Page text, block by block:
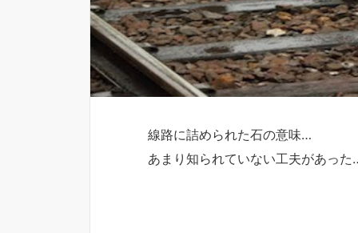
線路に詰められた石の意味…
あまり知られていない工夫があっ